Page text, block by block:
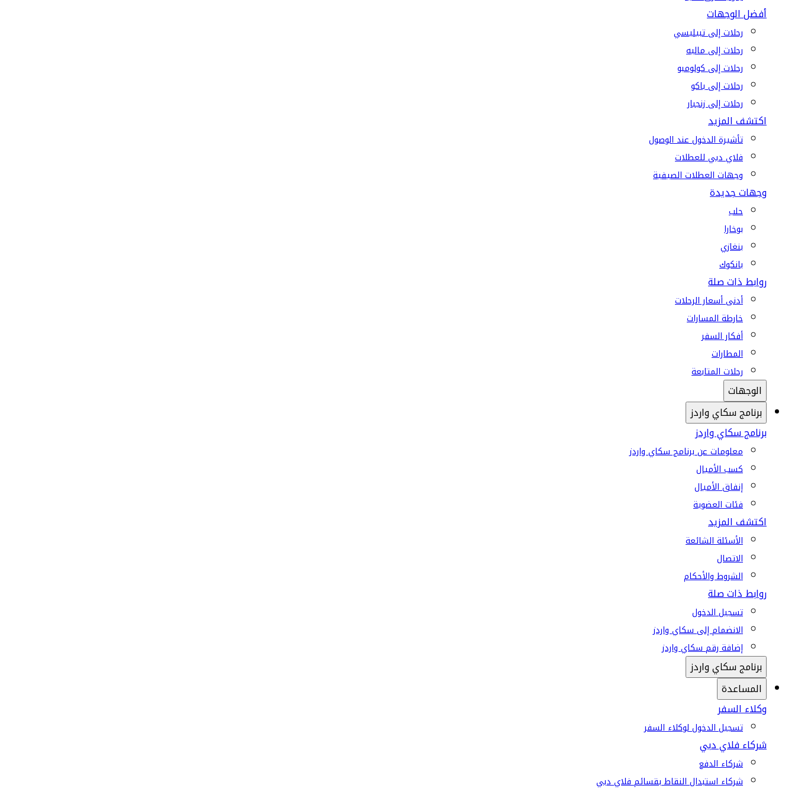
أفضل الوجهات
رحلات إلى تبيليسي
رحلات إلى ماليه
رحلات إلى كولومبو
رحلات إلى باكو
رحلات إلى زنجبار
اكتشف المزيد
تأشيرة الدخول عند الوصول
فلاي دبي للعطلات
وجهات العطلات الصيفية
وجهات جديدة
حلب
بوخارا
بنغازي
بانكوك
روابط ذات صلة
أدنى أسعار الرحلات
خارطة المسارات
أفكار السفر
المطارات
رحلات المتابعة
الوجهات
برنامج سكاي واردز
برنامج سكاي واردز
معلومات عن برنامج سكاي واردز
كسب الأميال
إنفاق الأميال
فئات العضوية
اكتشف المزيد
الأسئلة الشائعة
الاتصال
الشروط والأحكام
روابط ذات صلة
تسجيل الدخول
الانضمام إلى سكاي واردز
إضافة رقم سكاي واردز
برنامج سكاي واردز
المساعدة
وكلاء السفر
تسجيل الدخول لوكلاء السفر
شركاء فلاي دبي
شركاء الدفع
شركاء استبدال النقاط بقسائم فلاي دبي